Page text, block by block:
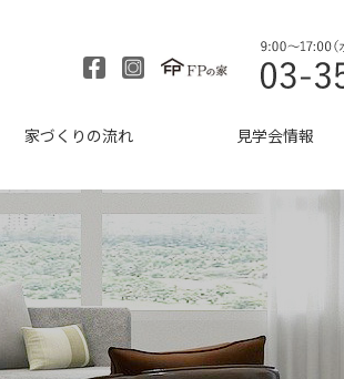
家づくりの流れ 見学会情報